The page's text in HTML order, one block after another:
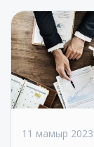
11 мамыр 2023